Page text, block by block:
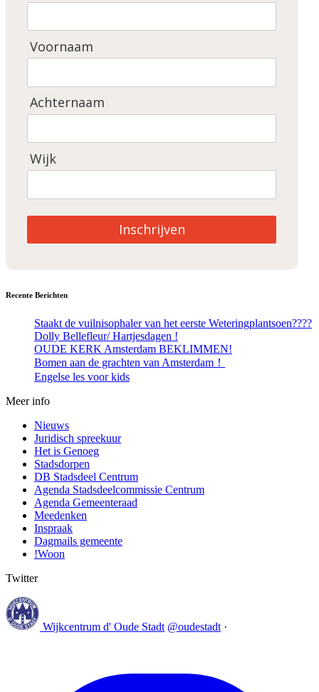
Voornaam
Achternaam
Wijk
Inschrijven
Recente Berichten
Staakt de vuilnisophaler van het eerste Weteringplantsoen????
Dolly Bellefleur/ Hartjesdagen !
OUDE KERK Amsterdam BEKLIMMEN!
Bomen aan de grachten van Amsterdam！
Engelse les voor kids
Meer info
Nieuws
Juridisch spreekuur
Het is Genoeg
Stadsdorpen
DB Stadsdeel Centrum
Agenda Stadsdeelcommissie Centrum
Agenda Gemeenteraad
Meedenken
Inspraak
Dagmails gemeente
!Woon
Twitter
Wijkcentrum d' Oude Stadt @oudestadt ·